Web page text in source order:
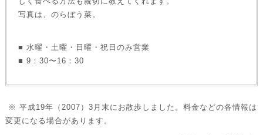
写真は、のらぼう菜。
■ 水曜・土曜・日曜・祝日のみ営業
■ 9：30〜16：30
※ 平成19年（2007）3月末にお散歩しました。料金などの各情報は
変更になる場合があります。